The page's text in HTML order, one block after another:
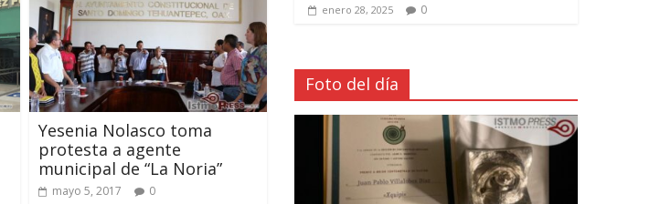
Yesenia Nolasco toma
protesta a agente
municipal de “La Noria”
mayo 5, 2017 0
enero 28, 2025 0
Foto del día